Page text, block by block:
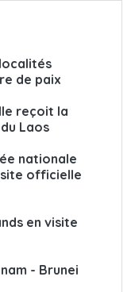
de paix
reçoit la
Laos
nationale
officielle
en visite
- Brunei